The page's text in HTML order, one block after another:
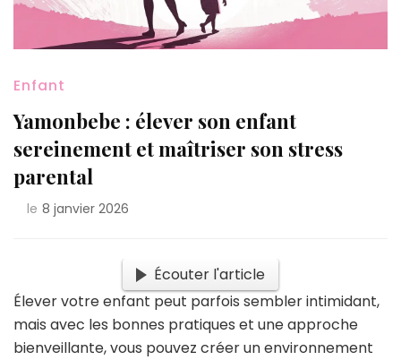
Enfant
Yamonbebe : élever son enfant
sereinement et maîtriser son stress
parental
le 8 janvier 2026
Écouter l'article
Élever votre enfant peut parfois sembler intimidant,
mais avec les bonnes pratiques et une approche
bienveillante, vous pouvez créer un environnement